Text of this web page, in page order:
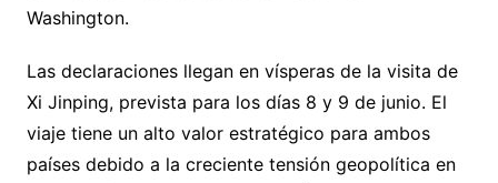
Washington.
Las declaraciones llegan en vísperas de la visita de
Xi Jinping, prevista para los días 8 y 9 de junio. El
viaje tiene un alto valor estratégico para ambos
países debido a la creciente tensión geopolítica en